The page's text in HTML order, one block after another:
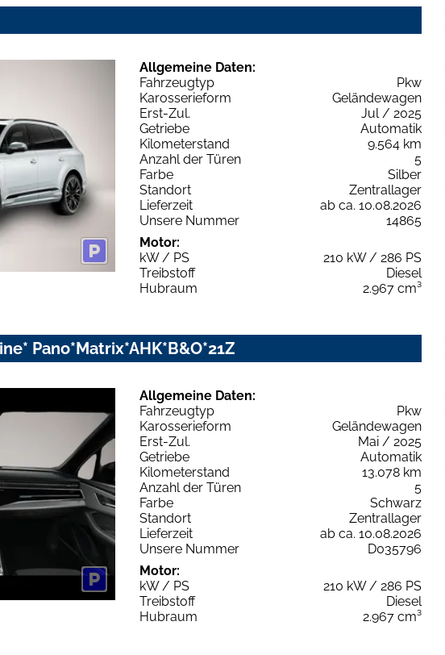
Allgemeine Daten:
Fahrzeugtyp
Pkw
Karosserieform
Geländewagen
Erst-Zul.
Jul / 2025
Getriebe
Automatik
Kilometerstand
9.564 km
Anzahl der Türen
5
Farbe
Silber
Standort
Zentrallager
Lieferzeit
ab ca. 10.08.2026
Unsere Nummer
14865
Motor:
kW / PS
210 kW / 286 PS
Treibstoff
Diesel
Hubraum
2.967 cm³
Pano*Matrix*AHK*B&O*21Z
Allgemeine Daten:
Fahrzeugtyp
Pkw
Karosserieform
Geländewagen
Erst-Zul.
Mai / 2025
Getriebe
Automatik
Kilometerstand
13.078 km
Anzahl der Türen
5
Farbe
Schwarz
Standort
Zentrallager
Lieferzeit
ab ca. 10.08.2026
Unsere Nummer
D035796
Motor:
kW / PS
210 kW / 286 PS
Treibstoff
Diesel
Hubraum
2.967 cm³